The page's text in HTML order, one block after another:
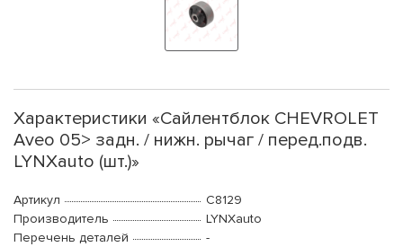
Характеристики «Сайлентблок CHEVROLET
Aveo 05> задн. / нижн. рычаг / перед.подв.
LYNXauto (шт.)»
Артикул
C8129
Производитель
LYNXauto
Перечень деталей
-